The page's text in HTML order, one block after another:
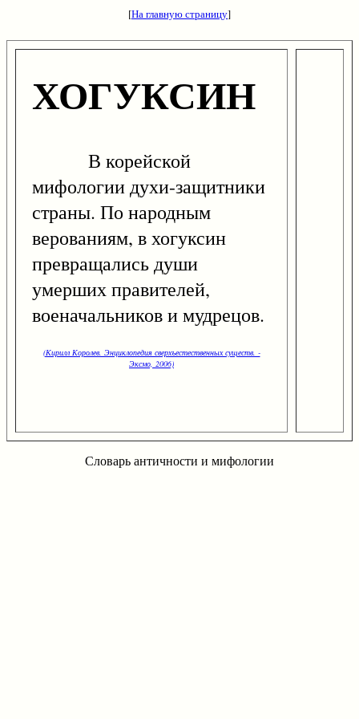
[На главную страницу]
ХОГУКСИН
В корейской
мифологии духи-защитники
страны. По народным
верованиям, в хогуксин
превращались души
умерших правителей,
военачальников и мудрецов.
(Кирилл Королев. Энциклопедия сверхъестественных существ. -
Эксмо, 2006)
Словарь античности и мифологии